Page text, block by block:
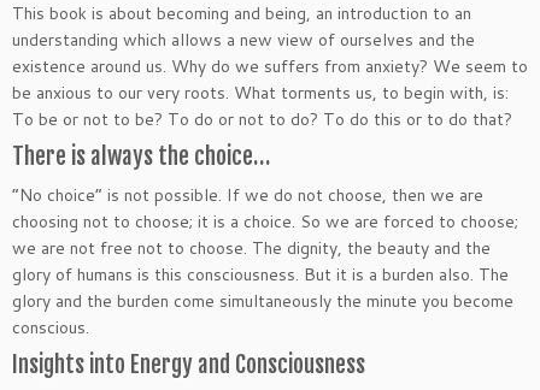
This book is about becoming and being, an introduction to an
understanding which allows a new view of ourselves and the
existence around us. Why do we suffers from anxiety? We seem to
be anxious to our very roots. What torments us, to begin with, is:
To be or not to be? To do or not to do? To do this or to do that?
There is always the choice…
“No choice” is not possible. If we do not choose, then we are
choosing not to choose; it is a choice. So we are forced to choose;
we are not free not to choose. The dignity, the beauty and the
glory of humans is this consciousness. But it is a burden also. The
glory and the burden come simultaneously the minute you become
conscious.
Insights into Energy and Consciousness